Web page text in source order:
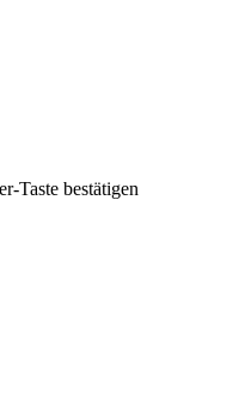
Taste bestätigen